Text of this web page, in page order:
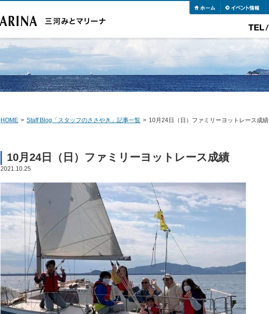
HOME > Staff Blog「スタッフのささやき」記事一覧 > 10月24日（日）ファミリーヨットレース成績
10月24日（日）ファミリーヨットレース成績
2021.10.25